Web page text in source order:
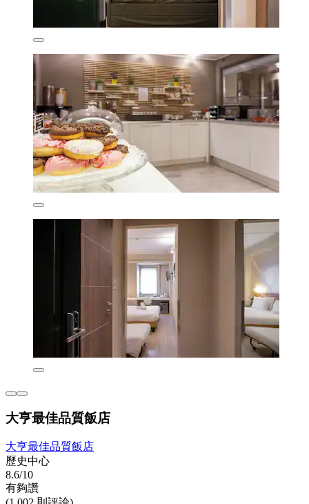
大亨最佳品質飯店
大亨最佳品質飯店
歷史中心
8.6/10
有夠讚